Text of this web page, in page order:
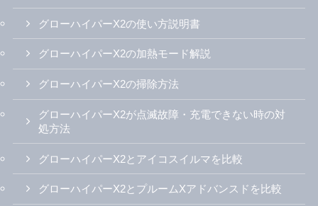
グローハイパーX2の使い方説明書
グローハイパーX2の加熱モード解説
グローハイパーX2の掃除方法
グローハイパーX2が点滅故障・充電できない時の対
処方法
グローハイパーX2とアイコスイルマを比較
グローハイパーX2とプルームXアドバンスドを比較